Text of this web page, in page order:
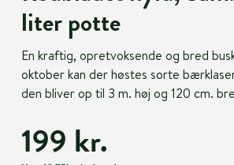
liter potte
En kraftig, opretvoksende og bred
oktober kan der høstes sorte
den bliver op til 3 m. høj og 120 cm.
199 kr.